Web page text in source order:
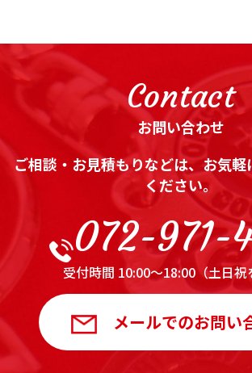
Contact
お問い合わせ
ご相談・お見積もりなどは、お気
ください。
072-971-
受付時間 10:00～18:00（土日祝
メールでのお問い